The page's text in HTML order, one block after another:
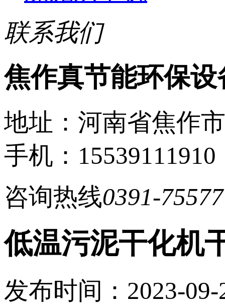
联系我们
焦作真节能环保
地址：河南省焦作
手机：15539111910
咨询热线0391-
低温污泥干化机
发布时间：2023-09-